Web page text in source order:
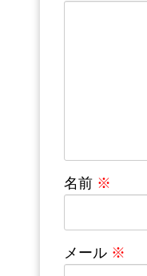
名前 ※
メール ※